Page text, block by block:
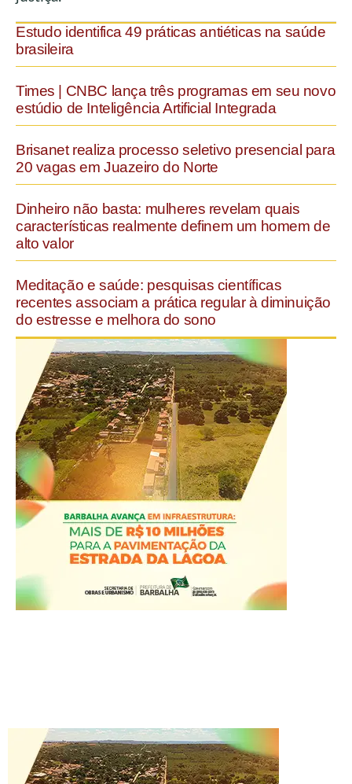
Estudo identifica 49 práticas antiéticas na saúde
brasileira
Times | CNBC lança três programas em seu novo
estúdio de Inteligência Artificial Integrada
Brisanet realiza processo seletivo presencial para
20 vagas em Juazeiro do Norte
Dinheiro não basta: mulheres revelam quais
características realmente definem um homem de
alto valor
Meditação e saúde: pesquisas científicas
recentes associam a prática regular à diminuição
do estresse e melhora do sono